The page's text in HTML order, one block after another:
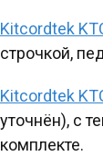
Kitcordtek
строчкой,
Kitcordtek
уточнён), с
комплекте.